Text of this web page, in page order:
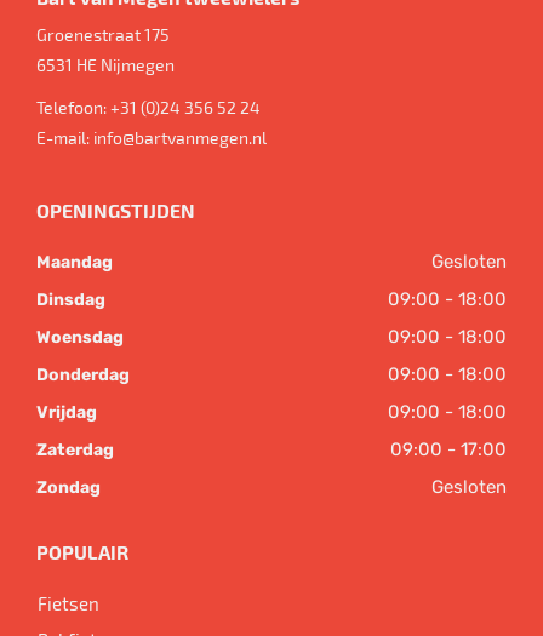
Groenestraat 175
6531 HE Nijmegen
Telefoon:+31 (0)24 356 52 24
E-mail: info@bartvanmegen.nl
OPENINGSTIJDEN
Maandag Gesloten
Dinsdag 09:00 - 18:00
Woensdag 09:00 - 18:00
Donderdag 09:00 - 18:00
Vrijdag 09:00 - 18:00
Zaterdag 09:00 - 17:00
Zondag Gesloten
POPULAIR
Fietsen